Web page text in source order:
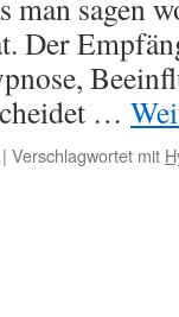
man sagen
Der
…
| Verschlagwortet mit